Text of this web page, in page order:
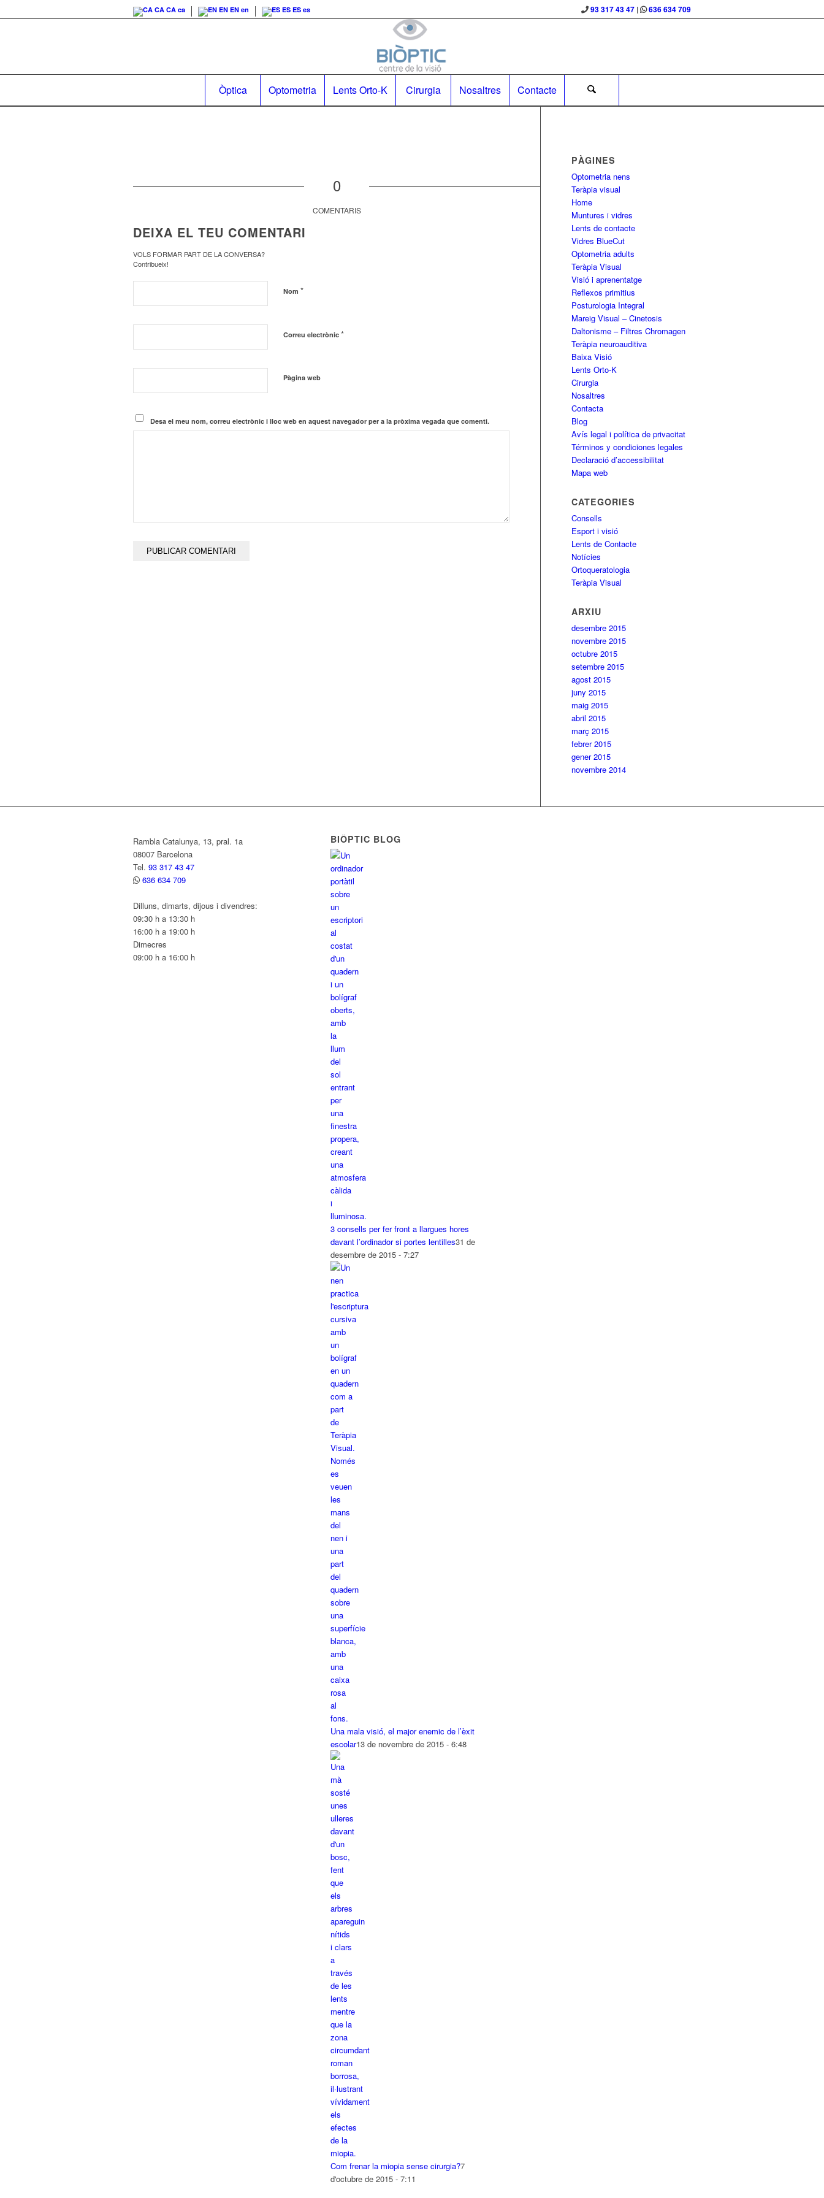
CA CA ca EN EN en ES ES es 93 317 43 47 | 636 634 709
Òptica Optometria Lents Orto-K Cirurgia Nosaltres Contacte
0
COMENTARIS
DEIXA EL TEU COMENTARI
VOLS FORMAR PART DE LA CONVERSA?
Contribueix!
Nom *
Correu electrònic *
Pàgina web
Desa el meu nom, correu electrònic i lloc web en aquest navegador per a la pròxima vegada que comenti.
PÀGINES
Optometria nens
Teràpia visual
Home
Muntures i vidres
Lents de contacte
Vidres BlueCut
Optometria adults
Teràpia Visual
Visió i aprenentatge
Reflexos primitius
Posturologia Integral
Mareig Visual – Cinetosis
Daltonisme – Filtres Chromagen
Teràpia neuroauditiva
Baixa Visió
Lents Orto-K
Cirurgia
Nosaltres
Contacta
Blog
Avís legal i política de privacitat
Términos y condiciones legales
Declaració d’accessibilitat
Mapa web
CATEGORIES
Consells
Esport i visió
Lents de Contacte
Notícies
Ortoqueratologia
Teràpia Visual
ARXIU
desembre 2015
novembre 2015
octubre 2015
setembre 2015
agost 2015
juny 2015
maig 2015
abril 2015
març 2015
febrer 2015
gener 2015
novembre 2014
Rambla Catalunya, 13, pral. 1a
08007 Barcelona
Tel. 93 317 43 47
636 634 709
Dilluns, dimarts, dijous i divendres:
09:30 h a 13:30 h
16:00 h a 19:00 h
Dimecres
09:00 h a 16:00 h
BIÔPTIC BLOG
3 consells per fer front a llargues hores
davant l’ordinador si portes lentilles31 de
desembre de 2015 - 7:27
Una mala visió, el major enemic de l’èxit
escolar13 de novembre de 2015 - 6:48
Com frenar la miopia sense cirurgia?7
d'octubre de 2015 - 7:11